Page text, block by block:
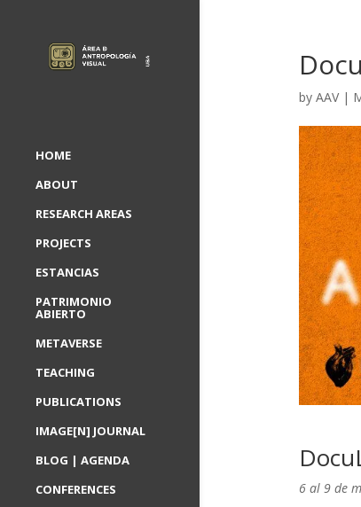
HOME
ABOUT
RESEARCH AREAS
PROJECTS
ESTANCIAS
PATRIMONIO
ABIERTO
METAVERSE
TEACHING
PUBLICATIONS
IMAGE[N] JOURNAL
BLOG | AGENDA
CONFERENCES
by AAV|
6 al 9 de